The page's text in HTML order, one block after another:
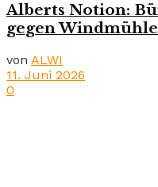
Alberts Notion:
gegen
von ALWI
11. Juni 2026
0